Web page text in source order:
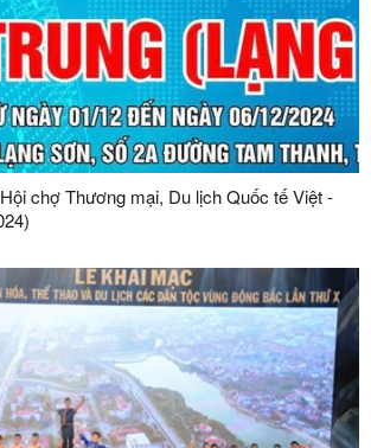
chợ Thương mại, Du lịch Quốc tế Việt -